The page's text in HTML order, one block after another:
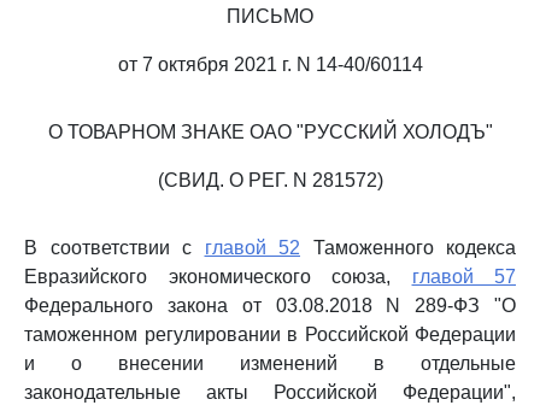
ПИСЬМО
от 7 октября 2021 г. N 14-40/60114
О ТОВАРНОМ ЗНАКЕ ОАО "РУССКИЙ ХОЛОДЪ"
(СВИД. О РЕГ. N 281572)
В соответствии с главой 52 Таможенного кодекса
Евразийского экономического союза, главой 57
Федерального закона от 03.08.2018 N 289-ФЗ "О
таможенном регулировании в Российской Федерации
и о внесении изменений в отдельные
законодательные акты Российской Федерации",